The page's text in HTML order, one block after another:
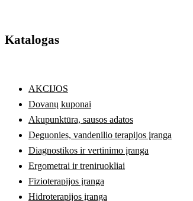
Katalogas
AKCIJOS
Dovanų kuponai
Akupunktūra, sausos adatos
Deguonies, vandenilio terapijos įranga
Diagnostikos ir vertinimo įranga
Ergometrai ir treniruokliai
Fizioterapijos įranga
Hidroterapijos įranga